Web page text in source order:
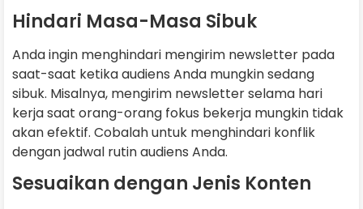
Hindari Masa-Masa Sibuk
Anda ingin menghindari mengirim newsletter pada
saat-saat ketika audiens Anda mungkin sedang
sibuk. Misalnya, mengirim newsletter selama hari
kerja saat orang-orang fokus bekerja mungkin tidak
akan efektif. Cobalah untuk menghindari konflik
dengan jadwal rutin audiens Anda.
Sesuaikan dengan Jenis Konten